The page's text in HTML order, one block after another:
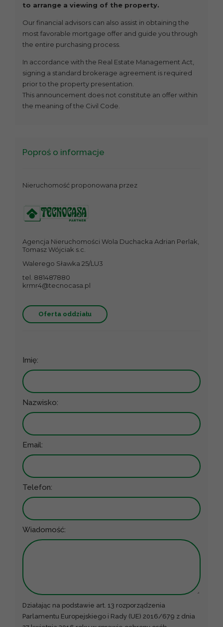
to arrange a viewing of the property.
Our financial advisors can also assist in obtaining the
most favorable mortgage offer and guide you through
the entire purchasing process.
In accordance with the Real Estate Management Act,
signing a standard brokerage agreement is required
prior to the property presentation.
This announcement does not constitute an offer within
the meaning of the Civil Code.
Poproś o informacje
Nieruchomość proponowana przez
Agencja Nieruchomości Wola Duchacka Adrian Perlak,
Tomasz Wójciak s.c.
Walerego Sławka 25/LU3
tel. 881487880
krmr4@tecnocasa.pl
Oferta oddziału
Imię:
Nazwisko:
Email:
Telefon:
Wiadomość:
Działając na podstawie art. 13 rozporządzenia
Parlamentu Europejskiego i Rady (UE) 2016/679 z dnia